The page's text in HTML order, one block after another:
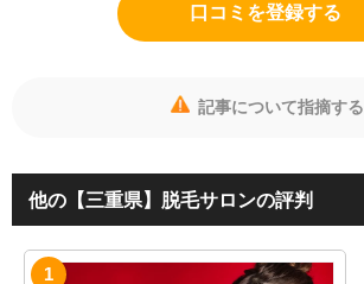
口コミを登録する
記事について指摘する
他の【三重県】脱毛サロンの評判